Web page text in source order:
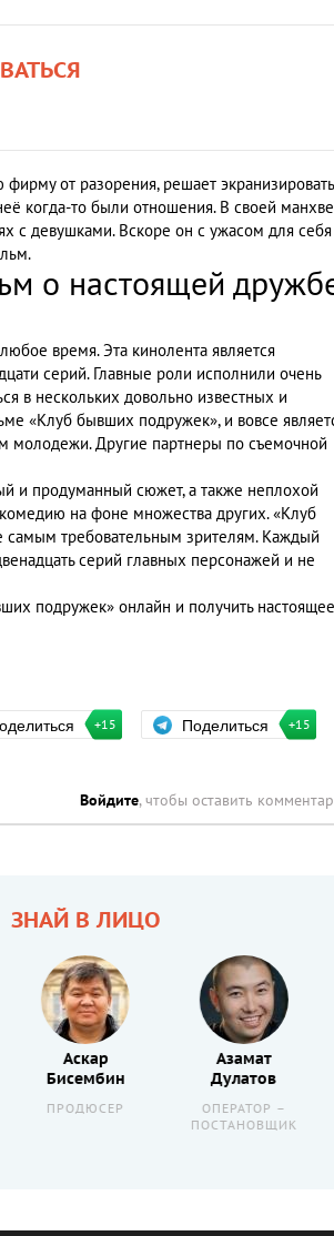
от разорения, решает экранизировать
когда-то были отношения. В своей манхве
с девушками. Вскоре он с ужасом для себя
о настоящей
время. Эта кинолента является
серий. Главные роли исполнили очень
в нескольких довольно известных и
«Клуб бывших подружек», и вовсе
молодежи. Другие партнеры по съемочной
и продуманный сюжет, а также неплохой
на фоне множества других. «Клуб
самым требовательным зрителям. Каждый
серий главных персонажей и не
подружек» онлайн и получить настоящее
+15 Поделиться +15
Войдите, чтобы оставить
ЗНАЙ В ЛИЦО
Аскар
Бисембин
ПРОДЮСЕР
Азамат
Дулатов
ОПЕРАТОР –
ПОСТАНОВЩИК